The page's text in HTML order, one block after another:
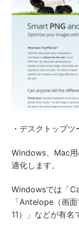
・デスクトップツ
Windows、Mac用
適化します。
Windowsでは「
「Antelope（画
11）」などが有名